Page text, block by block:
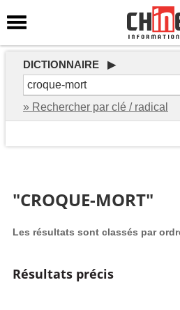
DICTIONNAIRE ▶
» Rechercher par clé / radical
"CROQUE-MORT"
Les résultats sont classés par
Résultats précis